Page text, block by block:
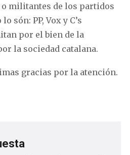
militantes de los partidos
són: PP, Vox y C’s
por el bien de la
la sociedad catalana.
gracias por la atención.